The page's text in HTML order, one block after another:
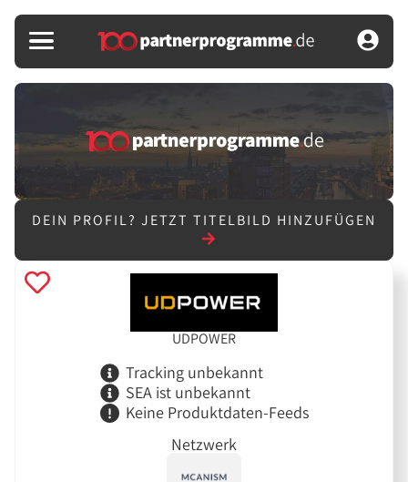
DEIN PROFIL? JETZT TITELBILD HINZUFÜGEN
UDPOWER
Tracking unbekannt
SEA ist unbekannt
Keine Produktdaten-Feeds
Netzwerk